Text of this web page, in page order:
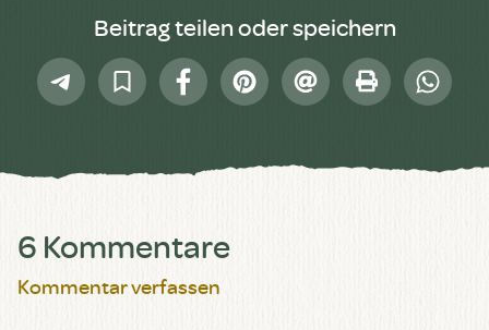
Beitrag teilen oder speichern
Telegram
In
Sammlung
FacebookPinterest
E-
Mail
Drucken
6 Kommentare
Kommentar verfassen